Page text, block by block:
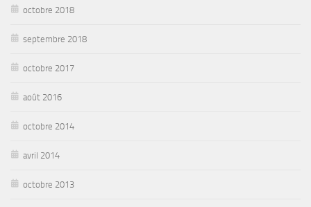
octobre 2018
septembre 2018
octobre 2017
août 2016
octobre 2014
avril 2014
octobre 2013